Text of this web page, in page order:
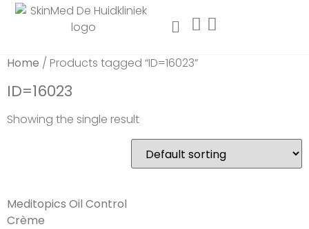
Home / Products tagged “ID=16023”
ID=16023
Showing the single result
Meditopics Oil Control
Crème